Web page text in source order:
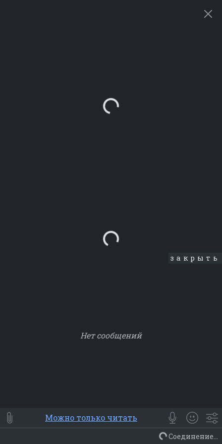
Loading... закрыть
Нет сообщений
⭐ Мои Smile
😀 Emoji
Смайлики
Люди Животные Еда Объекты
Можно только читать
Соединение...